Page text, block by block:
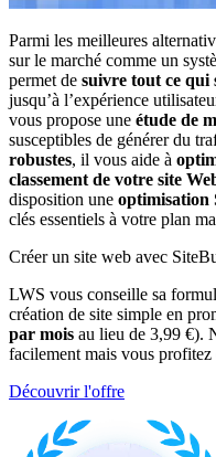
Parmi les meilleures
sur le marché comme un
permet de suivre tout ce qui
jusqu’à l’expérience
vous propose une étude de
susceptibles de générer du
robustes, il vous aide à
classement de votre site
disposition une optimisation
clés essentiels à votre plan
Créer un site web avec
LWS vous conseille sa
création de site simple en
par mois au lieu de 3,99 €).
facilement mais vous
Découvrir l'offre